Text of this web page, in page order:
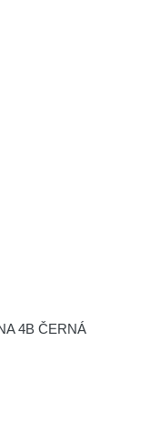
4B ČERNÁ